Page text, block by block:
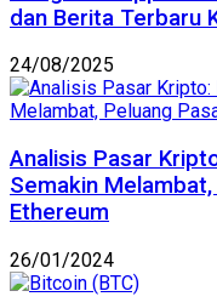
dan Berita Terbaru
24/08/2025
Analisis Pasar
Semakin
Ethereum
26/01/2024